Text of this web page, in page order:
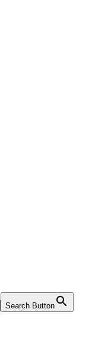
Search Button